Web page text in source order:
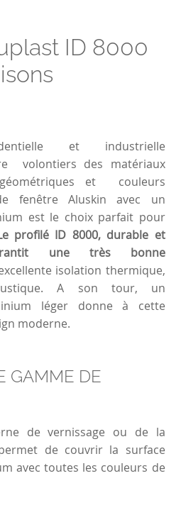
ID 8000
et industrielle
volontiers des matériaux
et couleurs
fenêtre Aluskin avec un
est le choix parfait pour
profilé ID 8000, durable et
une très bonne
isolation thermique,
A son tour, un
léger donne à cette
moderne.
GAMME DE
de vernissage ou de la
de couvrir la surface
avec toutes les couleurs de